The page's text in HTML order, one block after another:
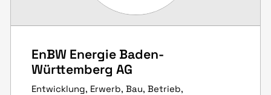
EnBW Energie Baden-
Württemberg AG
Entwicklung, Erwerb, Bau, Betrieb,